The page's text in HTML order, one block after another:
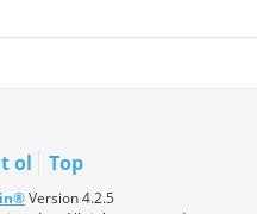
ol Top
Version 4.2.5